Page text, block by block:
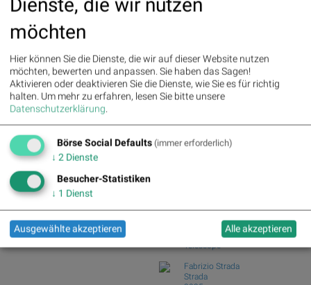
Infineon, Hannover Rück und
Gesprächsstoff im DAX sorgten
Deutsche Telekom : 5.63%»
Details
Henkel : 3.89%» Details
Zalando : 2.86%» Details
Fresenius Medical Care : 2.12%
Hochtief : -0.71%» Details
Rheinmetall : -0.85%
Siemens : -5.11%
Siemens Energy : -1.19%»
Details
Mobility ste...
Wie Bajaj Mobility AG, Marinomed
Biotech, Kapsch ...
Wie VIG, AT&S, Lenzing, CA Immo,
Wienerberger und...
operatives 1. Halb...
Börse Social Club Board
Kobe 1995 After the Earthquake
Telescope
Fabrizio Strada
Strada
Dienste, die wir nutzen
möchten
Hier können Sie die Dienste, die wir auf dieser Website nutzen
möchten, bewerten und anpassen. Sie haben das Sagen!
Aktivieren oder deaktivieren Sie die Dienste, wie Sie es für richtig
halten. Um mehr zu erfahren, lesen Sie bitte unsere
Datenschutzerklärung.
Börse Social Defaults (immer erforderlich)
↓ 2 Dienste
Besucher-Statistiken
↓ 1 Dienst
Ausgewählte akzeptieren Alle akzeptieren